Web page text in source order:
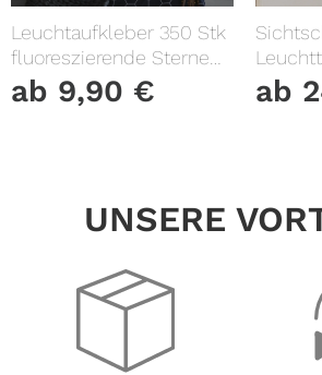
Leuchtaufkleber 350 Stk
fluoreszierende Sterne
und Punkte leuchten im
Dunklen Kinderzimmer
ab 9,90 € ab
UNSERE